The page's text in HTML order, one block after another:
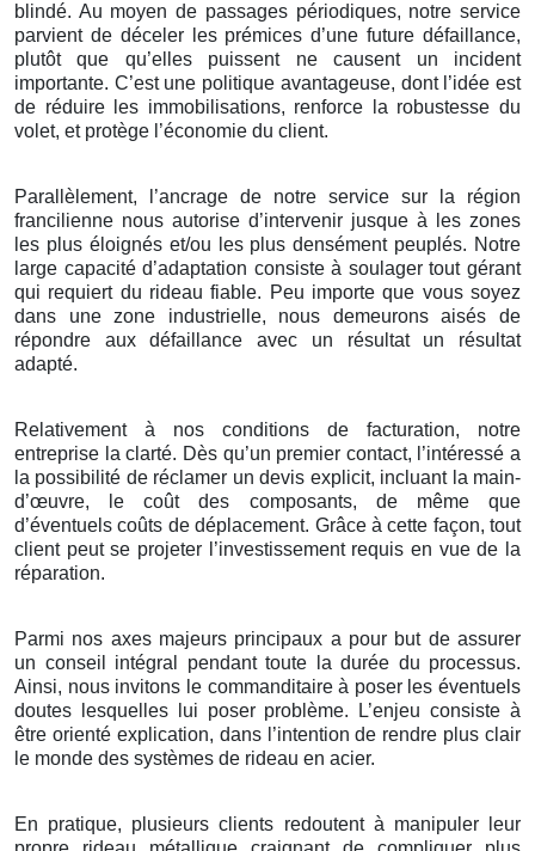
blindé. Au moyen de passages périodiques, notre service
parvient de déceler les prémices d’une future défaillance,
plutôt que qu’elles puissent ne causent un incident
importante. C’est une politique avantageuse, dont l’idée est
de réduire les immobilisations, renforce la robustesse du
volet, et protège l’économie du client.
Parallèlement, l’ancrage de notre service sur la région
francilienne nous autorise d’intervenir jusque à les zones
les plus éloignés et/ou les plus densément peuplés. Notre
large capacité d’adaptation consiste à soulager tout gérant
qui requiert du rideau fiable. Peu importe que vous soyez
dans une zone industrielle, nous demeurons aisés de
répondre aux défaillance avec un résultat un résultat
adapté.
Relativement à nos conditions de facturation, notre
entreprise la clarté. Dès qu’un premier contact, l’intéressé a
la possibilité de réclamer un devis explicit, incluant la main-
d’œuvre, le coût des composants, de même que
d’éventuels coûts de déplacement. Grâce à cette façon, tout
client peut se projeter l’investissement requis en vue de la
réparation.
Parmi nos axes majeurs principaux a pour but de assurer
un conseil intégral pendant toute la durée du processus.
Ainsi, nous invitons le commanditaire à poser les éventuels
doutes lesquelles lui poser problème. L’enjeu consiste à
être orienté explication, dans l’intention de rendre plus clair
le monde des systèmes de rideau en acier.
En pratique, plusieurs clients redoutent à manipuler leur